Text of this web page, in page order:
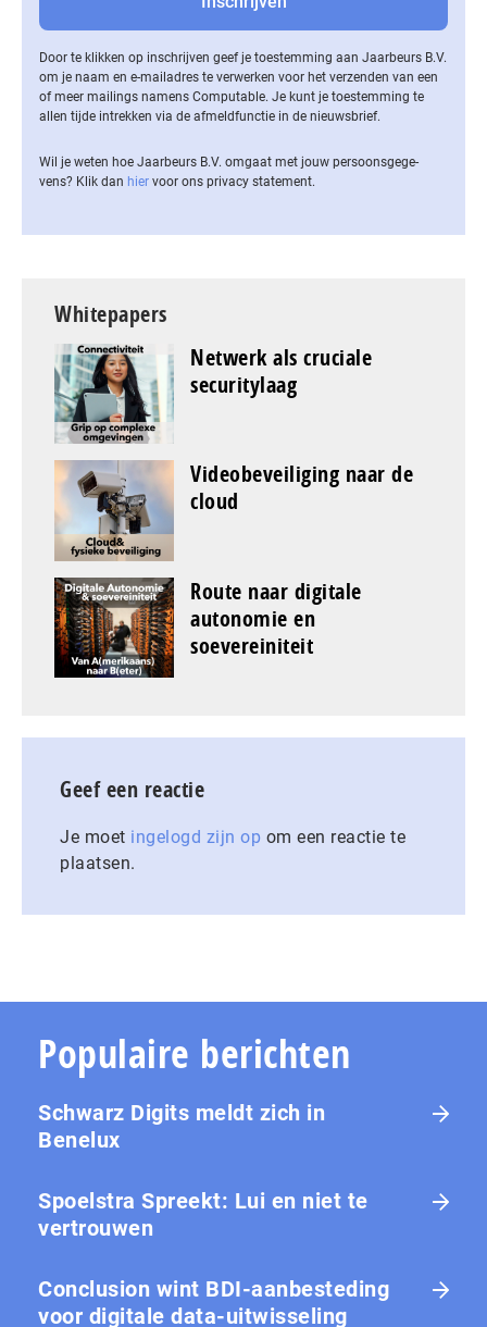
Door te klikken op inschrijven geef je toestemming aan Jaarbeurs B.V.
om je naam en e-mailadres te verwerken voor het verzenden van een
of meer mailings namens Computable. Je kunt je toestemming te
allen tijde intrekken via de af­meld­func­tie in de nieuwsbrief.
Wil je weten hoe Jaarbeurs B.V. omgaat met jouw per­soons­ge­ge­
vens? Klik dan hier voor ons privacy statement.
Whitepapers
Netwerk als cruciale
securitylaag
Videobeveiliging naar de
cloud
Route naar digitale
autonomie en
soevereiniteit
Geef een reactie
Je moet ingelogd zijn op om een reactie te
plaatsen.
Populaire berichten
Schwarz Digits meldt zich in
Benelux
Spoelstra Spreekt: Lui en niet te
vertrouwen
Conclusion wint BDI-aanbesteding
voor digitale data-uitwisseling